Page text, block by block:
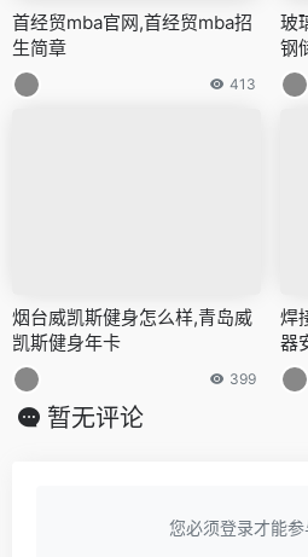
首经贸mba官网,首经贸mba招
生简章
413
玻
钢
烟台威凯斯健身怎么样,青岛威
凯斯健身年卡
399
焊
器
暂无评论
您必须登录才能参